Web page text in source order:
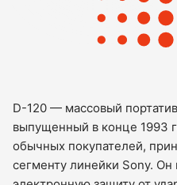
D-120 — массовый
выпущенный в конце 1993
обычных покупателей,
сегменту линейки Sony. Он